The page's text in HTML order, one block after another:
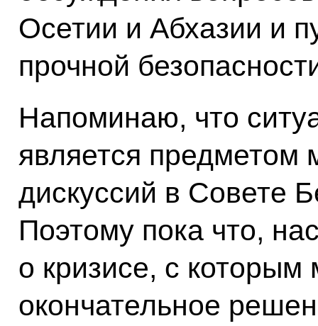
Осетии и Абхазии и
прочной
Напоминаю, что
является предметом
дискуссий в Совете
Поэтому пока что,
о кризисе, с которым
окончательное